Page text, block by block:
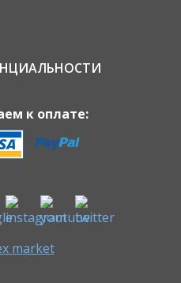
к оплате: